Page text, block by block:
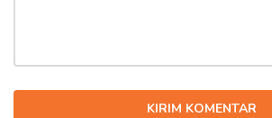
KIRIM KOMENTAR